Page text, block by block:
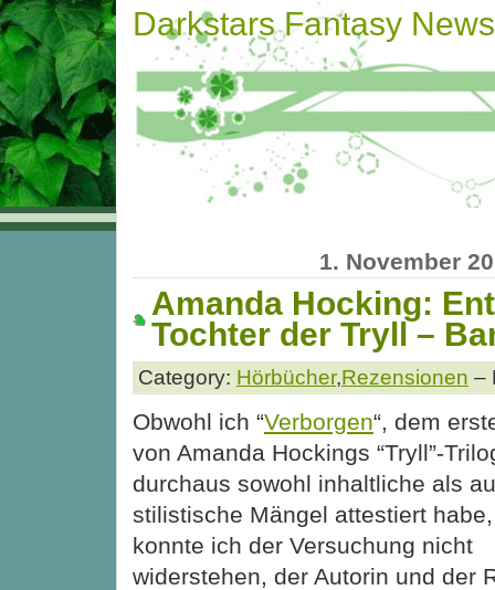
Darkstars Fantasy News
1. November
Amanda Hocking:
Tochter der Tryll –
Category: Hörbücher,Rezensionen –
Obwohl ich “Verborgen“, dem
von Amanda Hockings “Tryll”-
durchaus sowohl inhaltliche als
stilistische Mängel attestiert habe,
konnte ich der Versuchung nicht
widerstehen, der Autorin und der